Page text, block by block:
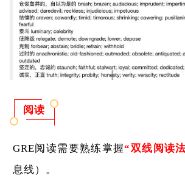
阅读
GRE阅读需要熟练掌握“双线阅读
息线）。